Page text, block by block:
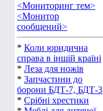
<Мониторинг тем>
<Монитор
сообщений>
* Коли юридична
справа в іншій країні
* Леза для ножів
* Запчастини до
борони БДТ-7, БДТ-3
* Срібні хрестики